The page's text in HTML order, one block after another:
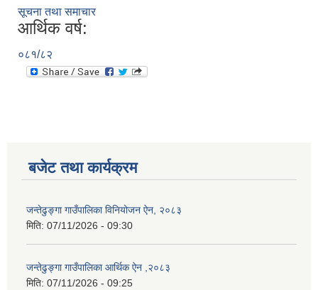
सूचना तथा समाचार
आर्थिक वर्ष:
०८१/८२
बजेट तथा कार्यक्रम
जन्तेढुङ्गा गाउँपालिका विनियोजन ऐन, २०८३
मिति: 07/11/2026 - 09:30
जन्तेढुङ्गा गाउँपालिका आर्थिक ऐन ,२०८३
मिति: 07/11/2026 - 09:25